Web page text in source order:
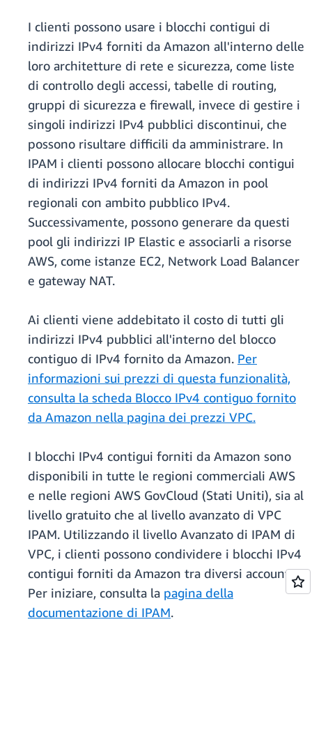
I clienti possono usare i blocchi contigui di
indirizzi IPv4 forniti da Amazon all'interno delle
loro architetture di rete e sicurezza, come liste
di controllo degli accessi, tabelle di routing,
gruppi di sicurezza e firewall, invece di gestire i
singoli indirizzi IPv4 pubblici discontinui, che
possono risultare difficili da amministrare. In
IPAM i clienti possono allocare blocchi contigui
di indirizzi IPv4 forniti da Amazon in pool
regionali con ambito pubblico IPv4.
Successivamente, possono generare da questi
pool gli indirizzi IP Elastic e associarli a risorse
AWS, come istanze EC2, Network Load Balancer
e gateway NAT.
Ai clienti viene addebitato il costo di tutti gli
indirizzi IPv4 pubblici all'interno del blocco
contiguo di IPv4 fornito da Amazon. Per
informazioni sui prezzi di questa funzionalità,
consulta la scheda Blocco IPv4 contiguo fornito
da Amazon nella pagina dei prezzi VPC.
I blocchi IPv4 contigui forniti da Amazon sono
disponibili in tutte le regioni commerciali AWS
e nelle regioni AWS GovCloud (Stati Uniti), sia al
livello gratuito che al livello avanzato di VPC
IPAM. Utilizzando il livello Avanzato di IPAM di
VPC, i clienti possono condividere i blocchi IPv4
contigui forniti da Amazon tra diversi account.
Per iniziare, consulta la pagina della
documentazione di IPAM.